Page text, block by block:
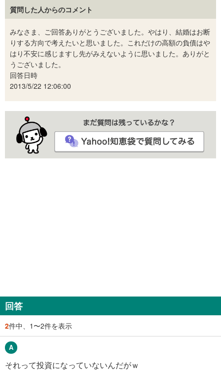
質問した人からのコメント
みなさま、ご回答ありがとうございました。やはり、結婚はお断
りする方向で考えたいと思いました。これだけの高額の負債はや
はり不安に感じますし先がみえないように思いました。ありがと
うございました。
回答日時
2013/5/22 12:06:00
回答
2件中、1〜2件を表示
それって投資になっていないんだがｗ